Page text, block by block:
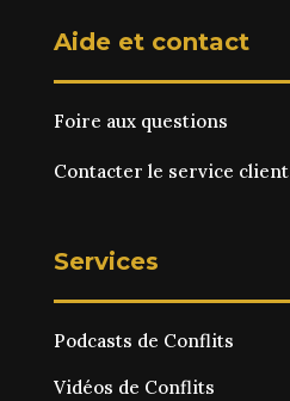
Aide et contact
Foire aux questions
Contacter le service client
Services
Podcasts de Conflits
Vidéos de Conflits